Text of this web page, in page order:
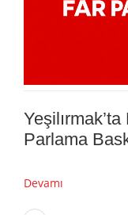
Parlama
Devamı